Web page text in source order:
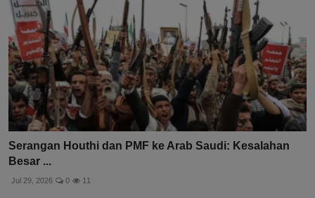
Serangan Houthi dan PMF ke Arab Saudi: Kesalahan
Besar ...
Jul 29, 2026 0 11